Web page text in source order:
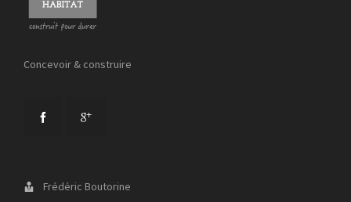
Concevoir & construire
Frédéric Boutorine